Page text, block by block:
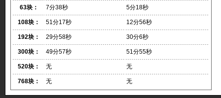
63块： 7分38秒 5分18秒
108块： 51分17秒 12分56秒
192块： 29分58秒 30分6秒
300块： 49分57秒 51分55秒
520块： 无 无
768块： 无 无